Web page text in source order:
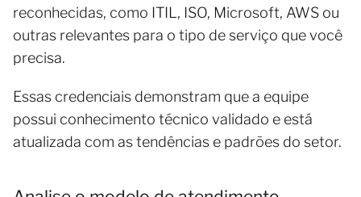
reconhecidas, como ITIL, ISO, Microsoft, AWS ou
outras relevantes para o tipo de serviço que você
precisa.
Essas credenciais demonstram que a equipe
possui conhecimento técnico validado e está
atualizada com as tendências e padrões do setor.